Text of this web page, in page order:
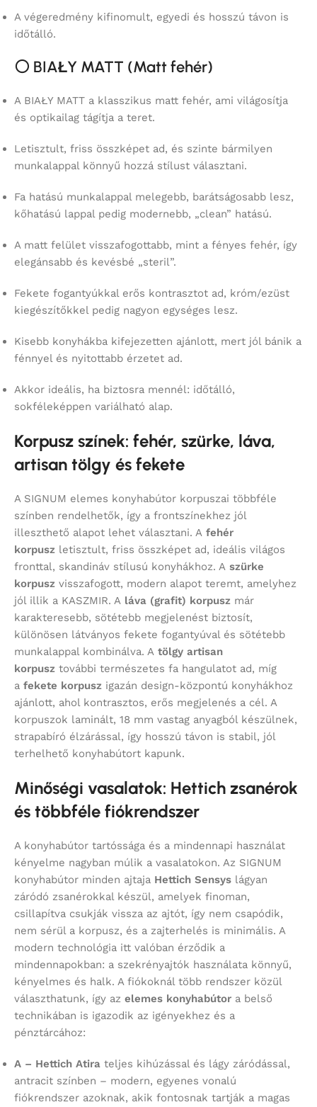
A végeredmény kifinomult, egyedi és hosszú távon is
időtálló.
⚪ BIAŁY MATT (Matt fehér)
A BIAŁY MATT a klasszikus matt fehér, ami világosítja
és optikailag tágítja a teret.
Letisztult, friss összképet ad, és szinte bármilyen
munkalappal könnyű hozzá stílust választani.
Fa hatású munkalappal melegebb, barátságosabb lesz,
kőhatású lappal pedig modernebb, „clean” hatású.
A matt felület visszafogottabb, mint a fényes fehér, így
elegánsabb és kevésbé „steril”.
Fekete fogantyúkkal erős kontrasztot ad, króm/ezüst
kiegészítőkkel pedig nagyon egységes lesz.
Kisebb konyhákba kifejezetten ajánlott, mert jól bánik a
fénnyel és nyitottabb érzetet ad.
Akkor ideális, ha biztosra mennél: időtálló,
sokféleképpen variálható alap.
Korpusz színek: fehér, szürke, láva,
artisan tölgy és fekete
A SIGNUM elemes konyhabútor korpuszai többféle
színben rendelhetők, így a frontszínekhez jól
illeszthető alapot lehet választani. A fehér
korpusz letisztult, friss összképet ad, ideális világos
fronttal, skandináv stílusú konyhákhoz. A szürke
korpusz visszafogott, modern alapot teremt, amelyhez
jól illik a KASZMIR. A láva (grafit) korpusz már
karakteresebb, sötétebb megjelenést biztosít,
különösen látványos fekete fogantyúval és sötétebb
munkalappal kombinálva. A tölgy artisan
korpusz további természetes fa hangulatot ad, míg
a fekete korpusz igazán design-központú konyhákhoz
ajánlott, ahol kontrasztos, erős megjelenés a cél. A
korpuszok laminált, 18 mm vastag anyagból készülnek,
strapabíró élzárással, így hosszú távon is stabil, jól
terhelhető konyhabútort kapunk.
Minőségi vasalatok: Hettich zsanérok
és többféle fiókrendszer
A konyhabútor tartóssága és a mindennapi használat
kényelme nagyban múlik a vasalatokon. Az SIGNUM
konyhabútor minden ajtaja Hettich Sensys lágyan
záródó zsanérokkal készül, amelyek finoman,
csillapítva csukják vissza az ajtót, így nem csapódik,
nem sérül a korpusz, és a zajterhelés is minimális. A
modern technológia itt valóban érződik a
mindennapokban: a szekrényajtók használata könnyű,
kényelmes és halk. A fiókoknál több rendszer közül
választhatunk, így az elemes konyhabútor a belső
technikában is igazodik az igényekhez és a
pénztárcához:
A – Hettich Atira teljes kihúzással és lágy záródással,
antracit színben – modern, egyenes vonalú
fiókrendszer azoknak, akik fontosnak tartják a magas